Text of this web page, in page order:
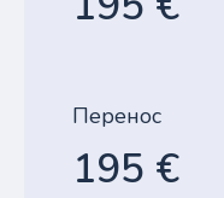
Перенос
195 €